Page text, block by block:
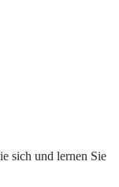
sich und lernen Sie